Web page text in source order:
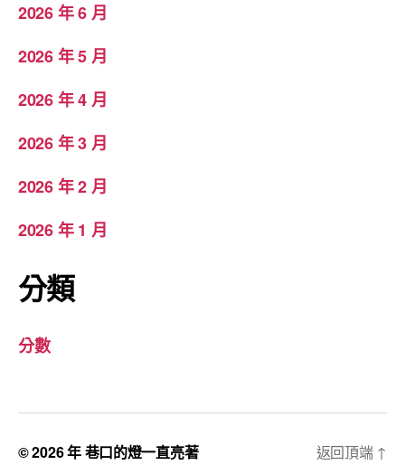
2026 年 6 月
2026 年 5 月
2026 年 4 月
2026 年 3 月
2026 年 2 月
2026 年 1 月
分類
分數
© 2026 年巷口的燈一直亮著 返回頂端 ↑